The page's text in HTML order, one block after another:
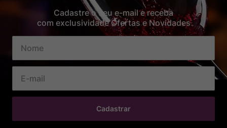
Cadastre o seu e-mail e receba
com exclusividade Ofertas e Novidades
Cadastrar